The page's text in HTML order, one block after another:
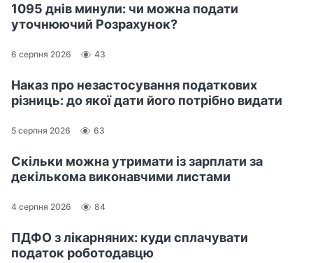
1095 днів минули: чи можна подати
уточнюючий Розрахунок?
6 серпня 2026 43
Наказ про незастосування податкових
різниць: до якої дати його потрібно видати
5 серпня 2026 63
Скільки можна утримати із зарплати за
декількома виконавчими листами
4 серпня 2026 84
ПДФО з лікарняних: куди сплачувати
податок роботодавцю